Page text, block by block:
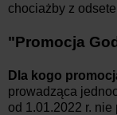
chociażby z
"Promocja
Dla kogo
prowadząca
od 1.01.2022 r.